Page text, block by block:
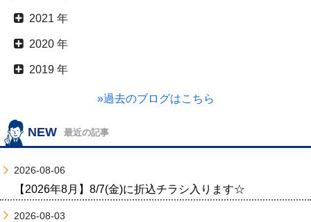
2021 年
2020 年
2019 年
»過去のブログはこちら
NEW 最近の記事
2026-08-06
【2026年8月】8/7(金)に折込チラシ入ります☆
2026-08-03